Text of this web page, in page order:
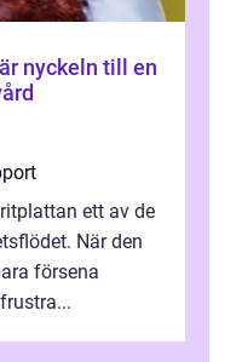
ett av de
När den
försena